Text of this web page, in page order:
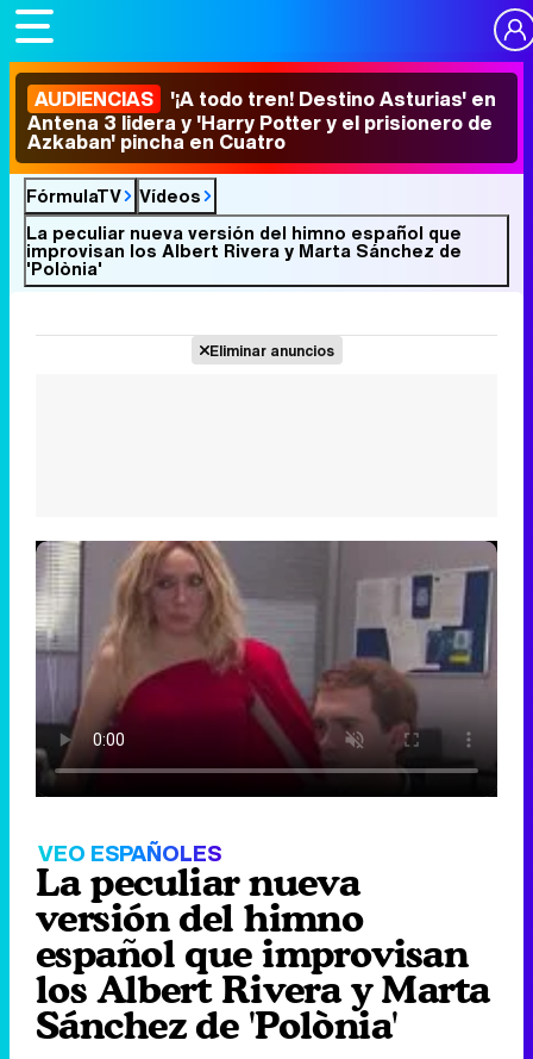
AUDIENCIAS '¡A todo tren! Destino Asturias' en
Antena 3 lidera y 'Harry Potter y el prisionero de
Azkaban' pincha en Cuatro
FórmulaTV
Vídeos
La peculiar nueva versión del himno español que
improvisan los Albert Rivera y Marta Sánchez de
'Polònia'
Eliminar anuncios
VEO ESPAÑOLES
La peculiar nueva
versión del himno
español que improvisan
los Albert Rivera y Marta
Sánchez de 'Polònia'